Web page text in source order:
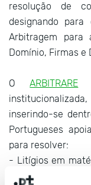
resolução de
designando
Arbitragem para
Domínio, Firmas e
OARBITRARE
inserindo-se
Portugueses
para resolver:
- Litígios em
de Domínio de